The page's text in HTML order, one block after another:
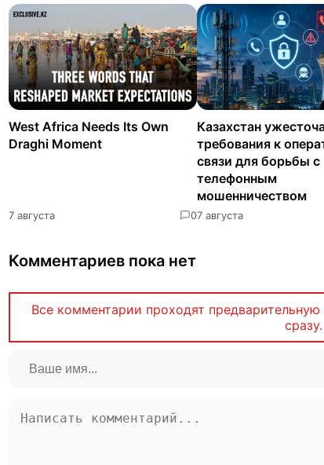
West Africa Needs Its Own
Draghi Moment
7 августа 0
Казахстан
требования к
связи для борьбы с
телефонным
мошенничеством
7 августа
Комментариев пока нет
Все комментарии проходят
сразу.